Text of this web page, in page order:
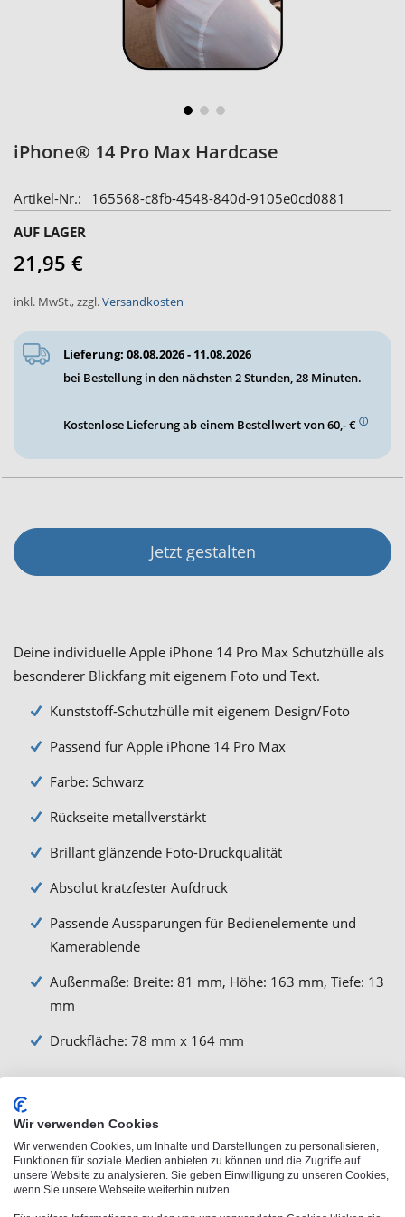
iPhone® 14 Pro Max Hardcase
Artikel-Nr.
165568-c8fb-4548-840d-9105e0cd0881
AUF LAGER
21,95 €
inkl. MwSt.,zzgl.Versandkosten
Lieferung: 08.08.2026 - 11.08.2026
bei Bestellung in den nächsten2 Stunden, 28 Minuten.
Kostenlose Lieferung ab einem Bestellwert von 60,- € ⓘ
Jetzt gestalten
Deine individuelle Apple iPhone 14 Pro Max Schutzhülle als
besonderer Blickfang mit eigenem Foto und Text.
Kunststoff-Schutzhülle mit eigenem Design/Foto
Passend für Apple iPhone 14 Pro Max
Farbe: Schwarz
Rückseite metallverstärkt
Brillant glänzende Foto-Druckqualität
Absolut kratzfester Aufdruck
Passende Aussparungen für Bedienelemente und
Kamerablende
Außenmaße: Breite: 81 mm, Höhe: 163 mm, Tiefe: 13
mm
Druckfläche: 78 mm x 164 mm
Anfang
Bildergalerie
springen
Beschreibung
Wir verwenden Cookies
Wir verwenden Cookies, um Inhalte und Darstellungen zu personalisieren,
Funktionen für soziale Medien anbieten zu können und die Zugriffe auf
unsere Website zu analysieren. Sie geben Einwilligung zu unseren Cookies,
wenn Sie unsere Webseite weiterhin nutzen.